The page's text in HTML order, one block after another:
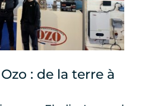
: de la terre à